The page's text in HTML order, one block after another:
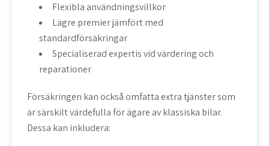
Flexibla användningsvillkor
Lägre premier jämfört med
standardförsäkringar
Specialiserad expertis vid värdering och
reparationer
Försäkringen kan också omfatta extra tjänster som
är särskilt värdefulla för ägare av klassiska bilar.
Dessa kan inkludera: